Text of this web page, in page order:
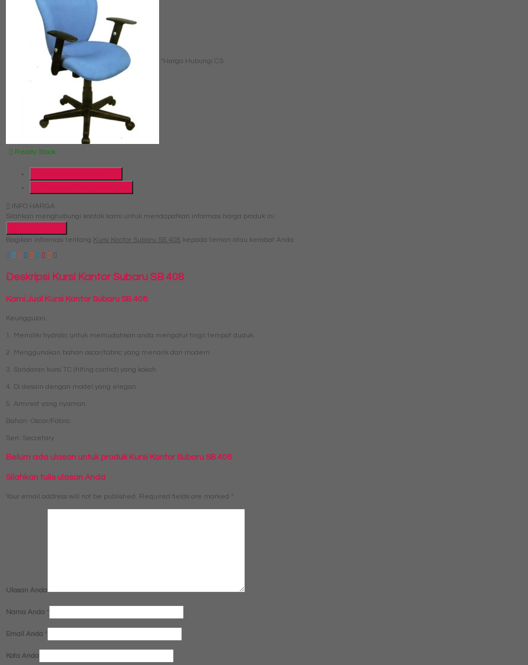
*Harga Hubungi CS
Ready Stock
INFO HARGA
Silahkan menghubungi kontak kami untuk mendapatkan informasi harga produk ini.
Bagikan informasi tentang Kursi Kantor Subaru SB 408 kepada teman atau kerabat Anda.
Deskripsi Kursi Kantor Subaru SB 408
Kami Jual Kursi Kantor Subaru SB 408
Keunggulan:
1. Memiliki hydrolic untuk memudahkan anda mengatur tingii tempat duduk.
2. Menggunakan bahan oscar/fabric yang menarik dan modern.
3. Sandaran kursi TC (tilting control) yang kokoh.
4. Di desain dengan model yang elegan.
5. Armrest yang nyaman.
Bahan: Oscar/Fabric
Seri: Secretary
Belum ada ulasan untuk produk Kursi Kantor Subaru SB 408
Silahkan tulis ulasan Anda
Your email address will not be published. Required fields are marked *
Ulasan Anda
Nama Anda *
Email Anda *
Kota Anda